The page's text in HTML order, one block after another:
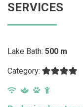
SERVICES
Lake Bath: 500 m
Category: